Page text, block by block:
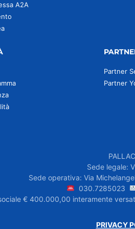
A2A
Partner
Partner
Sede legale:
Sede operativa: Via
030.7285023
€ 400.000,00 interamente
PRIVACY